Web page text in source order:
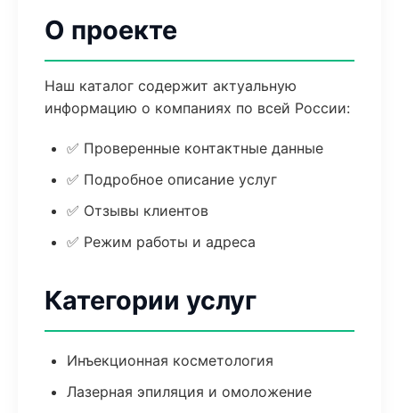
О проекте
Наш каталог содержит актуальную
информацию о компаниях по всей России:
✅ Проверенные контактные данные
✅ Подробное описание услуг
✅ Отзывы клиентов
✅ Режим работы и адреса
Категории услуг
Инъекционная косметология
Лазерная эпиляция и омоложение